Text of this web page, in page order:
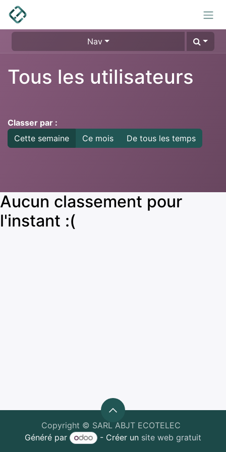
Se rendre au contenu
Nav
Tous les utilisateurs
Classer par :
Cette semaine
Ce mois De tous les temps
Aucun classement pour
l'instant :(
Copyright © SARL ABJT ECOTELEC
Généré par
- Créer un site web gratuit